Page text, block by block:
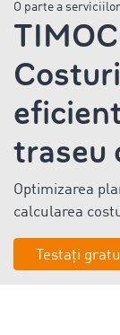
O parte a
traseu
Optimizarea
calcularea
Testați